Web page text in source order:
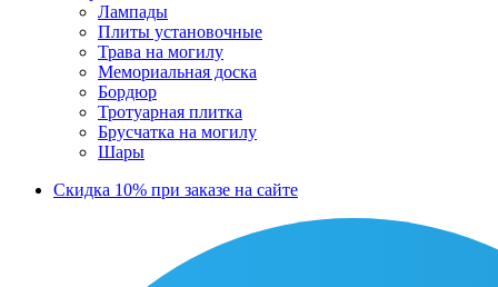
Лампады
Плиты установочные
Трава на могилу
Мемориальная доска
Бордюр
Тротуарная плитка
Брусчатка на могилу
Шары
Скидка 10% при заказе на сайте